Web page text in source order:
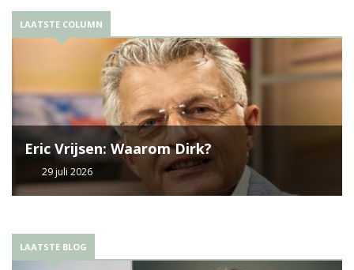
LAATSTE COLUMN
Eric Vrijsen: Waarom Dirk?
29 juli 2026
LAATSTE BLOG